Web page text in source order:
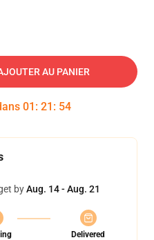
AU PANIER
01 : 21 : 53
byAug. 14 - Aug. 21
Delivered